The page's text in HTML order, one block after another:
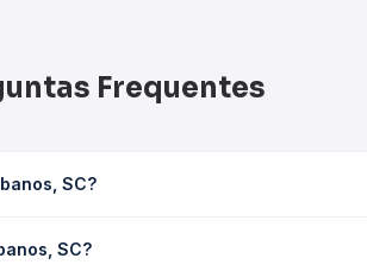
Frequentes
SC?
disponíveis e vê a duração exata de
SC?